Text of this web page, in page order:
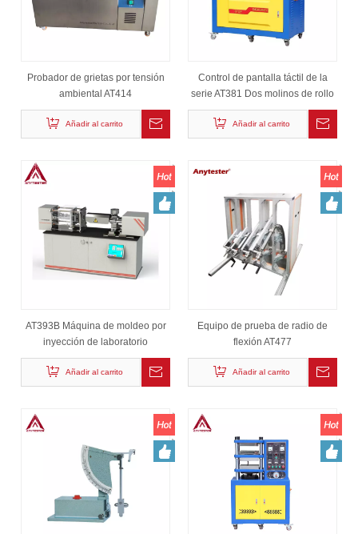
Probador de grietas por tensión
ambiental AT414
Añadir al carrito
Control de pantalla táctil de la
serie AT381 Dos molinos de rollo
Añadir al carrito
AT393B Máquina de moldeo por
inyección de laboratorio
Añadir al carrito
Equipo de prueba de radio de
flexión AT477
Añadir al carrito